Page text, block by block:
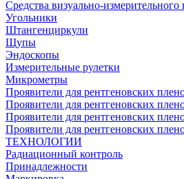
Средства визуально-измерительного
Угольники
Штангенциркули
Щупы
Эндоскопы
Измерительные рулетки
Микрометры
Проявители для рентгеновских
Проявители для рентгеновских
Проявители для рентгеновских
Проявители для рентгеновских
ТЕХНОЛОГИИ
Радиационный контроль
Принадлежности